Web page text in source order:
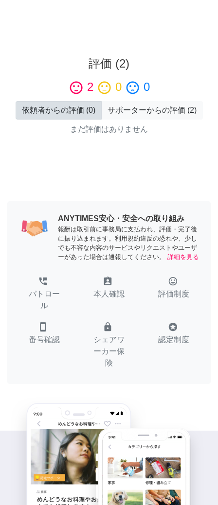
評価 (2)
sentiment_satisfied 2 sentiment_neutral 0 sentiment_dissatisfied 0
依頼者からの評価 (0) サポーターからの評価 (2)
まだ評価はありません
ANYTIMES安心・安全への取り組み
報酬は取引前に事務局に支払われ、評価・完了後
に振り込まれます。利用規約違反の恐れや、少し
でも不審な内容のサービスやリクエストやユーザ
ーがあった場合は通報してください。
詳細を見る
perm_phone_msg
パトロー
ル
assignment_ind
本人確認
tag_faces
評価制度
smartphone
番号確認
lock
シェアワ
ーカー保
険
stars
認定制度